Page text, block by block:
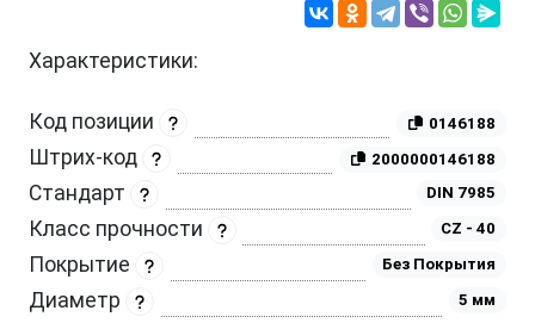
Характеристики:
Код позиции 0146188
Штрих-код 2000000146188
Стандарт DIN 7985
Класс прочности CZ - 40
Покрытие Без Покрытия
Диаметр 5 мм